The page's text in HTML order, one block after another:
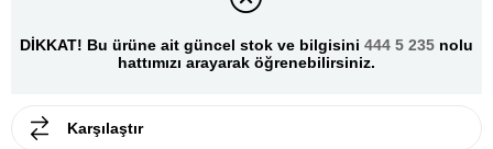
DİKKAT! Bu ürüne ait güncel stok ve bilgisini 444 5 235 nolu
hattımızı arayarak öğrenebilirsiniz.
Karşılaştır